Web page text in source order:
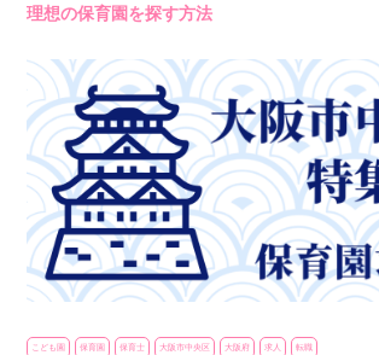
理想の保育園を探す方法
こども園 保育園 保育士 大阪市中央区 大阪府 求人 転職